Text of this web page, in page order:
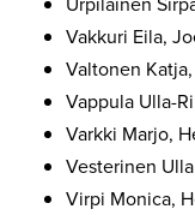
Vakkuri Eila,
Valtonen Katja,
Vappula Ulla-
Varkki Marjo,
Vesterinen
Virpi Monica,